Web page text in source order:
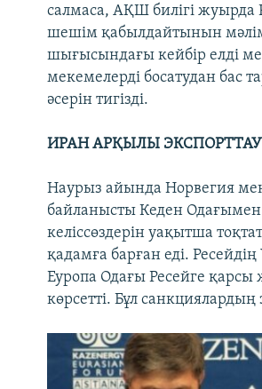
салмаса, АҚШ билігі жуырда
шешім қабылдайтынын
шығысындағы кейбір елді
мекемелерді босатудан бас
әсерін тигізді.
ИРАН АРҚЫЛЫ ЭКСПОРТТАУ
Наурыз айында Норвегия
байланысты Кеден Одағымен
келіссөздерін уақытша
қадамға барған еді.
Еуропа Одағы Ресейге
көрсетті. Бұл